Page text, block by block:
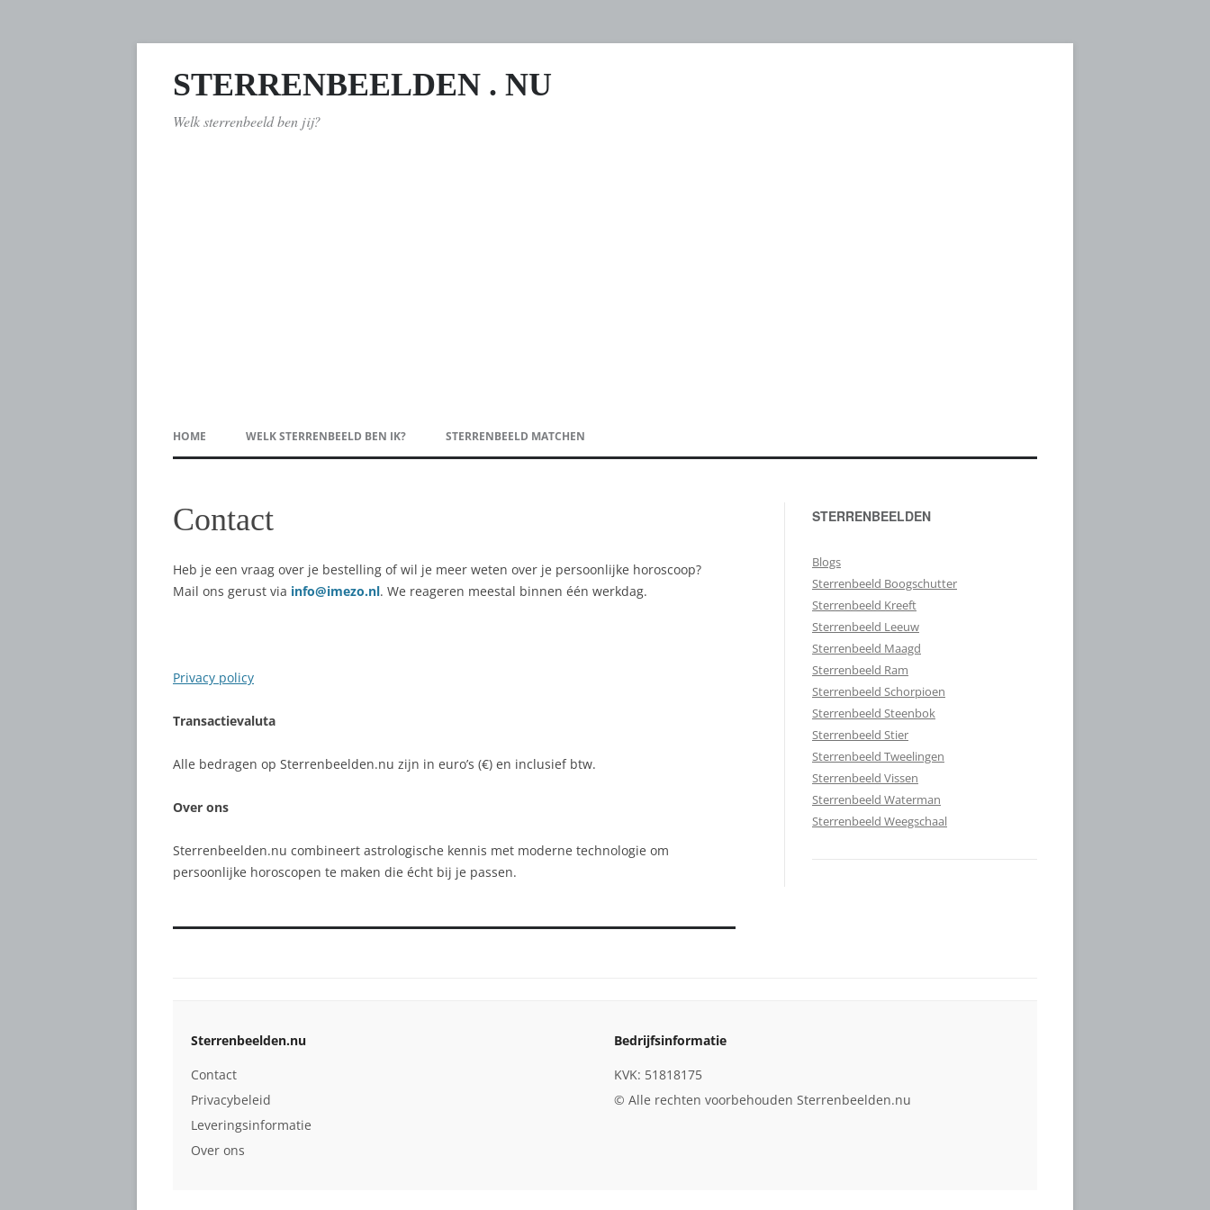
Ga
de
inhoud
STERRENBEELDEN . NU
Welk sterrenbeeld ben jij?
HOME WELK STERRENBEELD BEN IK? STERRENBEELD MATCHEN
Contact
Heb je een vraag over je bestelling of wil je meer weten over je persoonlijke horoscoop?
Mail ons gerust via info@imezo.nl. We reageren meestal binnen één werkdag.
Privacy policy
Transactievaluta
Alle bedragen op Sterrenbeelden.nu zijn in euro’s (€) en inclusief btw.
Over ons
Sterrenbeelden.nu combineert astrologische kennis met moderne technologie om
persoonlijke horoscopen te maken die écht bij je passen.
STERRENBEELDEN
Blogs
Sterrenbeeld Boogschutter
Sterrenbeeld Kreeft
Sterrenbeeld Leeuw
Sterrenbeeld Maagd
Sterrenbeeld Ram
Sterrenbeeld Schorpioen
Sterrenbeeld Steenbok
Sterrenbeeld Stier
Sterrenbeeld Tweelingen
Sterrenbeeld Vissen
Sterrenbeeld Waterman
Sterrenbeeld Weegschaal
Sterrenbeelden.nu
Contact
Privacybeleid
Leveringsinformatie
Over ons
Bedrijfsinformatie
KVK: 51818175
© Alle rechten voorbehouden Sterrenbeelden.nu